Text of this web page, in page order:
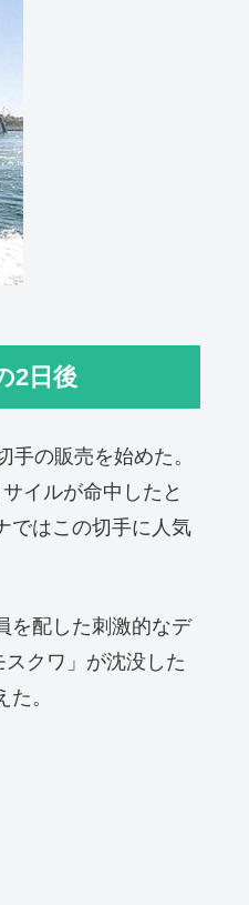
2日後
の販売を始めた。
イルが命中したと
ではこの切手に人気
を配した刺激的なデ
クワ」が沈没した
。